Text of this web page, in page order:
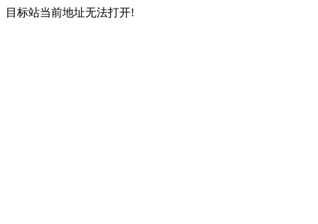
目标站当前地址无法打开!